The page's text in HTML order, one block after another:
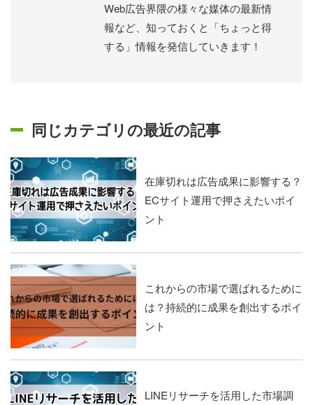
Web広告界隈の様々な媒体の最新情
報など、知っておくと「ちょっと得
する」情報を発信していきます！
同じカテゴリの最近の記事
在庫切れは広告成果に影響する？
ECサイト運用で押さえたいポイ
ント
これからの市場で選ばれるために
は？持続的に成果を創出するポイ
ント
LINEリサーチを活用した市場調